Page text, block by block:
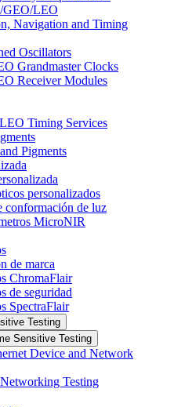
GEO/LEO
Navigation and Timing
Oscillators
Grandmaster Clocks
Receiver Modules
Timing Services
Pigments
personalizados
conformación de luz
MicroNIR
de marca
ChromaFlair
de seguridad
SpectraFlair
Testing
Sensitive Testing
Device and Network
Testing